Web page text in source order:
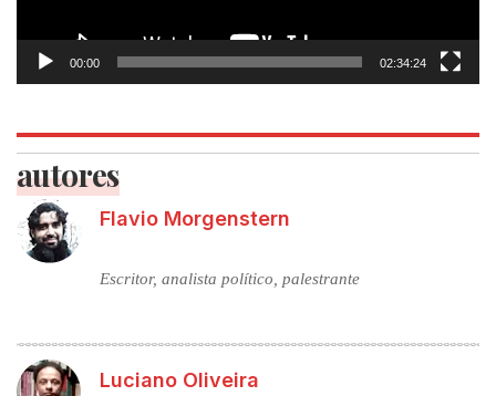
00:00 02:34:24
autores
Flavio Morgenstern
Escritor, analista político, palestrante
Luciano Oliveira